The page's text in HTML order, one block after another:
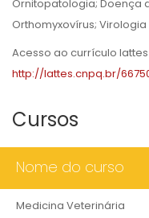
Ornitopatologia; Doença
Orthomyxovírus;
Acesso ao currículo
http://lattes.cnpq.br/
Cursos
Nome do curso
Medicina Veterinária